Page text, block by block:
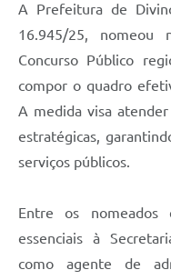
A Prefeitura de
16.945/25, nomeou
Concurso Público
compor o quadro
A medida visa
estratégicas,
serviços públicos.
Entre os nomeados
essenciais à
como agente de